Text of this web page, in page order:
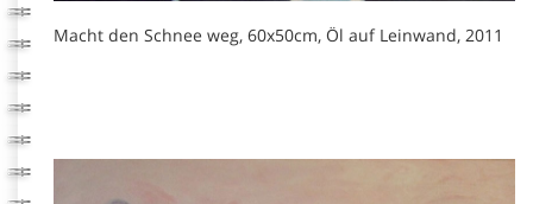
Macht den Schnee weg, 60x50cm, Öl auf Leinwand, 2011